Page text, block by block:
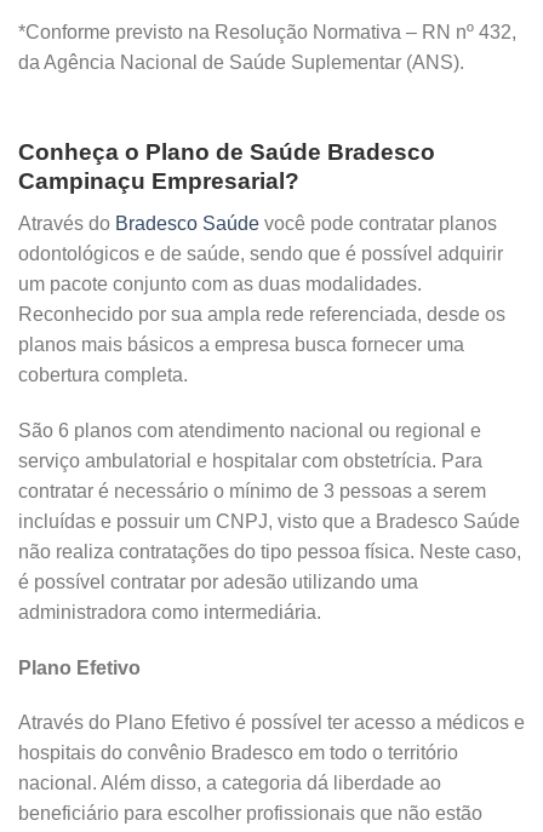
*Conforme previsto na Resolução Normativa – RN nº 432,
da Agência Nacional de Saúde Suplementar (ANS).
Conheça o Plano de Saúde Bradesco
Campinaçu Empresarial?
Através do Bradesco Saúde você pode contratar planos
odontológicos e de saúde, sendo que é possível adquirir
um pacote conjunto com as duas modalidades.
Reconhecido por sua ampla rede referenciada, desde os
planos mais básicos a empresa busca fornecer uma
cobertura completa.
São 6 planos com atendimento nacional ou regional e
serviço ambulatorial e hospitalar com obstetrícia. Para
contratar é necessário o mínimo de 3 pessoas a serem
incluídas e possuir um CNPJ, visto que a Bradesco Saúde
não realiza contratações do tipo pessoa física. Neste caso,
é possível contratar por adesão utilizando uma
administradora como intermediária.
Plano Efetivo
Através do Plano Efetivo é possível ter acesso a médicos e
hospitais do convênio Bradesco em todo o território
nacional. Além disso, a categoria dá liberdade ao
beneficiário para escolher profissionais que não estão